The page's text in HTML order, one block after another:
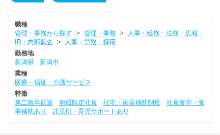
職種
管理・事務から探す > 管理・事務>
人事・総務・法務・広報・
IR・内部監査 >
人事・労務・採用
勤務地
新潟県
新潟市
業種
医療・福祉・介護サービス
特徴
第二新卒歓迎
地域限定社員 社宅・家賃補助制度
社員食堂・食
事補助あり
託児所・育児サポートあり